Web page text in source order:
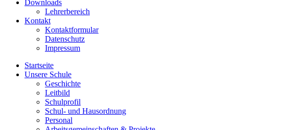
Downloads
Lehrerbereich
Kontakt
Kontaktformular
Datenschutz
Impressum
Startseite
Unsere Schule
Geschichte
Leitbild
Schulprofil
Schul- und Hausordnung
Personal